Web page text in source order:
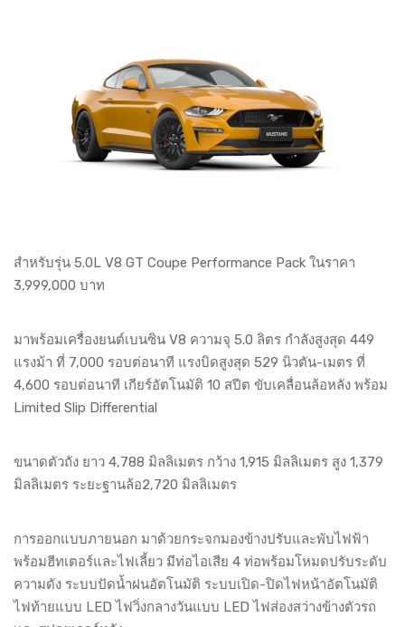
สำหรับรุ่น 5.0L V8 GT Coupe Performance Pack ในราคา
3,999,000 บาท
มาพร้อมเครื่องยนต์เบนซิน V8 ความจุ 5.0 ลิตร กำลังสูงสุด 449
แรงม้า ที่ 7,000 รอบต่อนาที แรงบิดสูงสุด 529 นิวตัน-เมตร ที่
4,600 รอบต่อนาที เกียร์อัตโนมัติ 10 สปีต ขับเคลื่อนล้อหลัง พร้อม
Limited Slip Differential
ขนาดตัวถัง ยาว 4,788 มิลลิเมตร กว้าง 1,915 มิลลิเมตร สูง 1,379
มิลลิเมตร ระยะฐานล้อ2,720 มิลลิเมตร
การออกแบบภายนอก มาด้วยกระจกมองข้างปรับและพับไฟฟ้า
พร้อมฮีทเตอร์และไฟเลี้ยว มีท่อไอเสีย 4 ท่อพร้อมโหมดปรับระดับ
ความดัง ระบบปัดน้ำฝนอัตโนมัติ ระบบเปิด-ปิดไฟหน้าอัตโนมัติ
ไฟท้ายแบบ LED ไฟวิ่งกลางวันแบบ LED ไฟส่องสว่างข้างตัวรถ